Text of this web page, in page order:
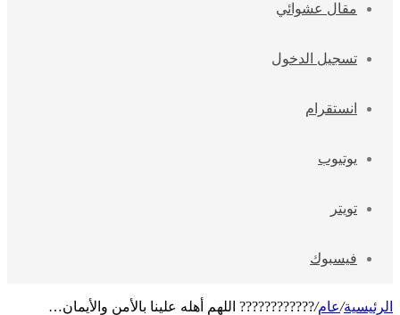
مقال عشوائي
تسجيل الدخول
انستقرام
يوتيوب
تويتر
فيسبوك
الرئيسية/عام/???????????? اللهم أهله علينا بالأمن والأيمان…